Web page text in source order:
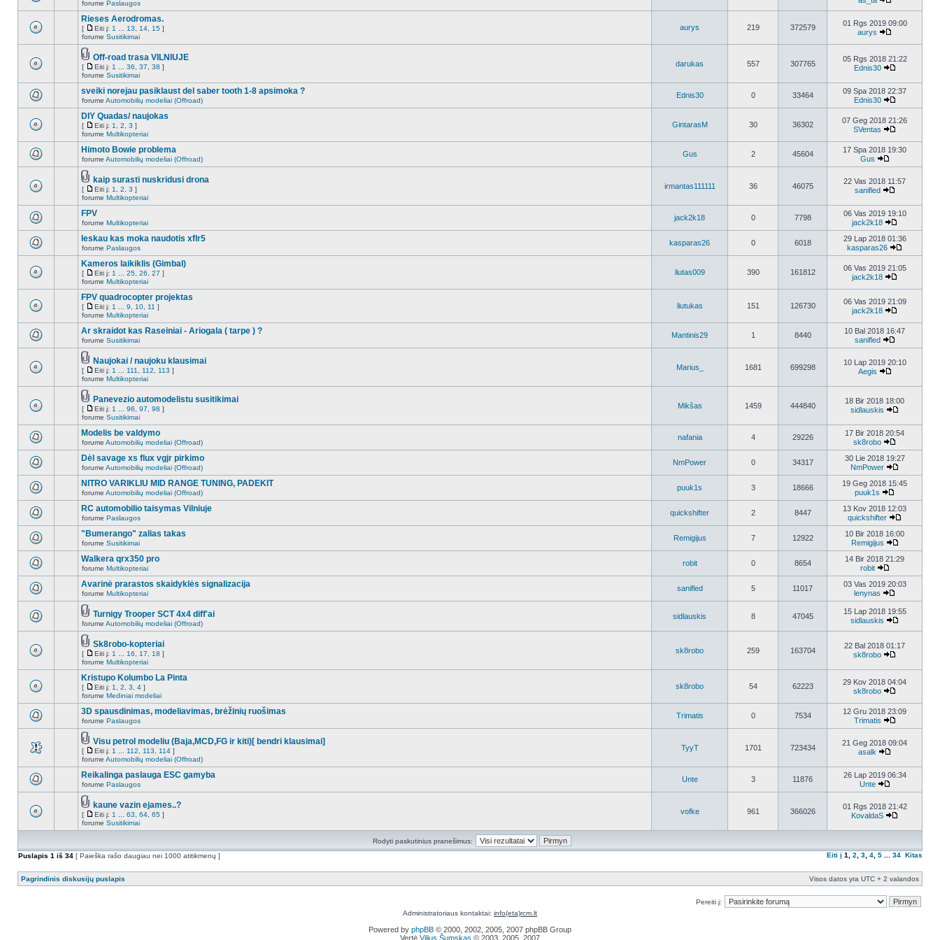
forume Paslaugos
Rieses Aerodromas.
[ Eiti į: 1 13 14 15 ]
forume Susitikimai
aurys 219 372579
01 Rgs 2019 09:00
aurys
Off-road trasa VILNIUJE
[ Eiti į: 1 36 37 38 ]
forume Susitikimai
darukas 557 307765
05 Rgs 2018 21:22
Ednis30
sveiki norejau pasiklaust del saber tooth 1-8 apsimoka ?
forume Automobilių modeliai (Offroad)
Ednis30 0 33464
09 Spa 2018 22:37
Ednis30
DIY Quadas/ naujokas
[ Eiti į: 1 2 3 ]
forume Multikopteriai
GintarasM 30 36302
07 Geg 2018 21:26
SVentas
Himoto Bowie problema
forume Automobilių modeliai (Offroad)
Gus 2 45604
17 Spa 2018 19:30
Gus
kaip surasti nuskridusi drona
[ Eiti į: 1 2 3 ]
forume Multikopteriai
irmantas111111 36 46075
22 Vas 2018 11:57
sanifled
FPV
forume Multikopteriai
jack2k18 0 7798
06 Vas 2019 19:10
jack2k18
Ieskau kas moka naudotis xflr5
forume Paslaugos
kasparas26 0 6018
29 Lap 2018 01:36
kasparas26
Kameros laikiklis (Gimbal)
[ Eiti į: 1 25 26 27 ]
forume Multikopteriai
liutas009 390 161812
06 Vas 2019 21:05
jack2k18
FPV quadrocopter projektas
[ Eiti į: 1 9 10 11 ]
forume Multikopteriai
liutukas 151 126730
06 Vas 2019 21:09
jack2k18
Ar skraidot kas Raseiniai - Ariogala ( tarpe ) ?
forume Susitikimai
Mantinis29 1 8440
10 Bal 2018 16:47
sanifled
Naujokai / naujoku klausimai
[ Eiti į: 1 111 112 113 ]
forume Multikopteriai
Marius_ 1681 699298
10 Lap 2019 20:10
Aegis
Panevezio automodelistu susitikimai
[ Eiti į: 1 96 97 98 ]
forume Susitikimai
Mikšas 1459 444840
18 Bir 2018 18:00
sidlauskis
Modelis be valdymo
forume Automobilių modeliai (Offroad)
nafania 4 29226
17 Bir 2018 20:54
sk8robo
Dėl savage xs flux vgjr pirkimo
forume Automobilių modeliai (Offroad)
NmPower 0 34317
30 Lie 2018 19:27
NmPower
NITRO VARIKLIU MID RANGE TUNING, PADEKIT
forume Automobilių modeliai (Offroad)
puuk1s 3 18666
19 Geg 2018 15:45
puuk1s
RC automobilio taisymas Vilniuje
forume Paslaugos
quickshifter 2 8447
13 Kov 2018 12:03
quickshifter
"Bumerango" zalias takas
forume Susitikimai
Remigijus 7 12922
10 Bir 2018 16:00
Remigijus
Walkera qrx350 pro
forume Multikopteriai
robit 0 8654
14 Bir 2018 21:29
robit
Avarinė prarastos skaidyklės signalizacija
forume Multikopteriai
sanifled 5 11017
03 Vas 2019 20:03
lenynas
Turnigy Trooper SCT 4x4 diff'ai
forume Automobilių modeliai (Offroad)
sidlauskis 8 47045
15 Lap 2018 19:55
sidlauskis
Sk8robo-kopteriai
[ Eiti į: 1 16 17 18 ]
forume Multikopteriai
sk8robo 259 163704
22 Bal 2018 01:17
sk8robo
Kristupo Kolumbo La Pinta
[ Eiti į: 1 2 3 4 ]
forume Mediniai modeliai
sk8robo 54 62223
29 Kov 2018 04:04
sk8robo
3D spausdinimas, modeliavimas, brėžinių ruošimas
forume Paslaugos
Trimatis 0 7534
12 Gru 2018 23:09
Trimatis
Visu petrol modeliu (Baja,MCD,FG ir kiti)[ bendri klausimai]
[ Eiti į: 1 112 113 114 ]
forume Automobilių modeliai (Offroad)
TyyT 1701 723434
21 Geg 2018 09:04
asalk
Reikalinga paslauga ESC gamyba
forume Paslaugos
Unte 3 11876
26 Lap 2019 06:34
Unte
kaune vazin ejames..?
[ Eiti į: 1 63 64 65 ]
forume Susitikimai
vofke 961 366026
01 Rgs 2018 21:42
KovaldaS
Rodyti paskutinius pranešimus:
Puslapis 1 iš 34 [ Paieška rašo daugiau nei 1000 atitikmenų ] Eiti į 1 2 3 4 5 34 Kitas
Pagrindinis diskusijų puslapis Visos datos yra UTC + 2 valandos
Pereiti į:
Administratoriaus kontaktai: info(eta)rcm.lt
Powered by phpBB © 2000, 2002, 2005, 2007 phpBB Group
Vertė Vilius Šumskas © 2003, 2005, 2007